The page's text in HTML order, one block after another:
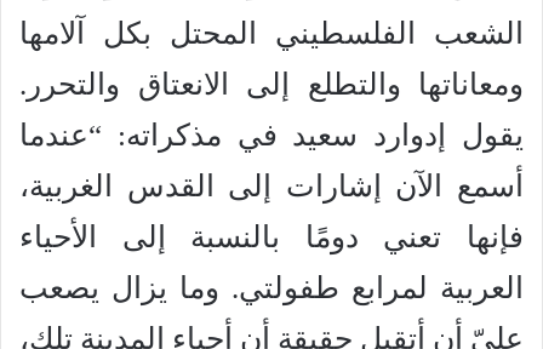
الشعب الفلسطيني المحتل بكل آلامها
ومعاناتها والتطلع إلى الانعتاق والتحرر.
يقول إدوارد سعيد في مذكراته: “عندما
أسمع الآن إشارات إلى القدس الغربية،
فإنها تعني دومًا بالنسبة إلى الأحياء
العربية لمرابع طفولتي. وما يزال يصعب
عليّ أن أتقبل حقيقة أن أحياء المدينة تلك،